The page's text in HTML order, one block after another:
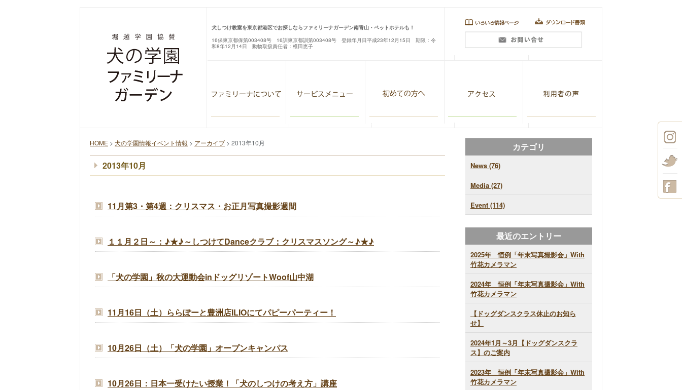
犬しつけ教室を東京都港区でお探しならファミリーナガーデン南青山・ペットホテルも！
16保東京都保第003408号 16訓東京都訓第003408号 登録年月日平成23年12月15日 期限：令
和8年12月14日 動物取扱責任者：椎田恵子
HOME > 犬の学園情報イベント情報 > アーカイブ > 2013年10月
2013年10月
11月第3・第4週：クリスマス・お正月写真撮影週間
１１月２日～：♪★♪～しつけてDanceクラブ：クリスマスソング～♪★♪
「犬の学園」秋の大運動会inドッグリゾートWoof山中湖
11月16日（土）ららぽーと豊洲店ILIOにてパピーパーティー！
10月26日（土）「犬の学園」オープンキャンパス
10月26日：日本一受けたい授業！「犬のしつけの考え方」講座
カテゴリ
News (76)
Media (27)
Event (114)
最近のエントリー
2025年 恒例「年末写真撮影会」With
竹花カメラマン
2024年 恒例「年末写真撮影会」With
竹花カメラマン
【ドッグダンスクラス休止のお知ら
せ】
2024年1月～3月【ドッグダンスクラ
ス】のご案内
2023年 恒例「年末写真撮影会」With
竹花カメラマン